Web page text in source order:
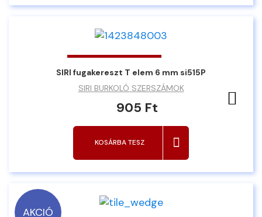
SIRI fugakereszt T elem 6 mm si515P
SIRI BURKOLÓ SZERSZÁMOK
905 Ft
KOSÁRBA TESZ
AKCIÓ